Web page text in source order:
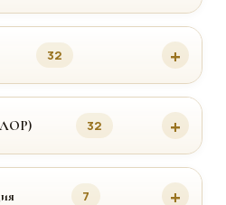
32
32
7